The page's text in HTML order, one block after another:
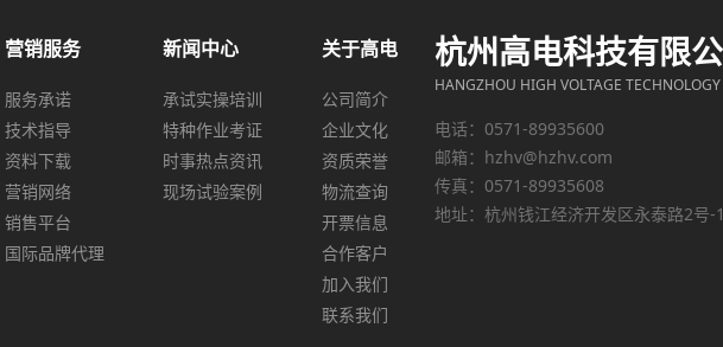
营销服务
服务承诺
技术指导
资料下载
营销网络
销售平台
国际品牌代理
新闻中心
承试实操培训
特种作业考证
时事热点资讯
现场试验案例
关于高电
公司简介
企业文化
资质荣誉
物流查询
开票信息
合作客户
加入我们
联系我们
杭州高电科技有限
HANGZHOU HIGH VOLTAGE
电话：0571-89935600
邮箱： hzhv@hzhv.com
传真：0571-89935608
地址：杭州钱江经济开发区永泰路2号-